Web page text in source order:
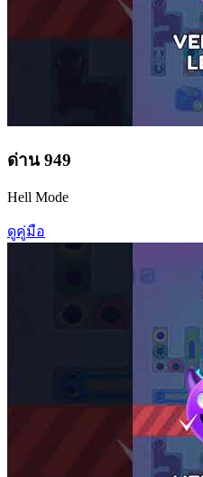
ด่าน 949
Hell Mode
ดูคู่มือ